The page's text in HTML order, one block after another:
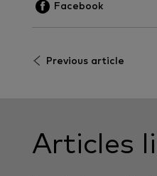
Facebook
Previous article
Articles